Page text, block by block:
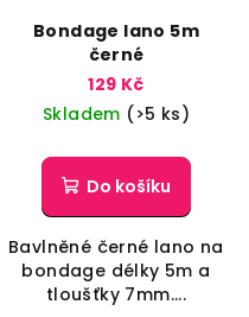
Bondage lano 5m
černé
129 Kč
Skladem (>5 ks)
Do košíku
Bavlněné černé lano na
bondage délky 5m a
tloušťky 7mm....